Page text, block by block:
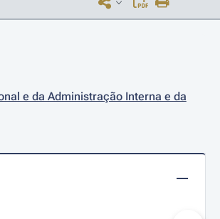
e da Administração Interna e da